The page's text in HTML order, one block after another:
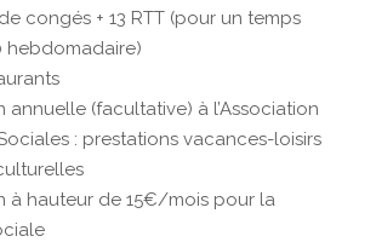
congés + 13 RTT (pour un temps
hebdomadaire)
annuelle (facultative) à l’Association
: prestations vacances-loisirs
à hauteur de 15€/mois pour la